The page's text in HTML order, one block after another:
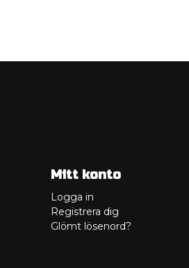
Mitt konto
Logga in
Registrera dig
Glömt lösenord?